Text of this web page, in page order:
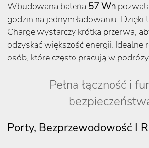
Wbudowana bateria 57 Wh
godzin na jednym ładowaniu. Dzięki
Charge wystarczy krótka przerwa,
odzyskać większość energii. Idealne
osób, które często pracują w podróży
Pełna łączność i
Porty, Bezprzewodowość I